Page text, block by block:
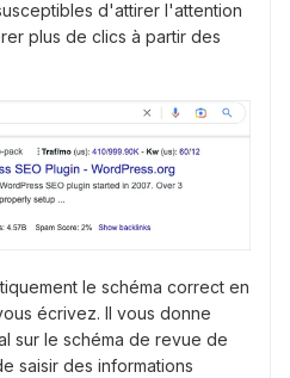
d'attirer l'attention
plus de clics à partir des
le schéma correct en
écrivez. Il vous donne
sur le schéma de revue de
saisir des informations